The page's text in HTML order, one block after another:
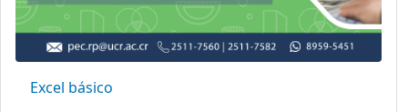
Excel básico